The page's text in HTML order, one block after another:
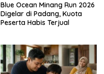
Blue Ocean Minang Run 2026
Digelar di Padang, Kuota
Peserta Habis Terjual